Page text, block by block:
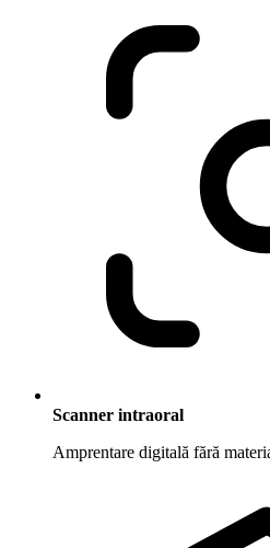
Scanner intraoral
Amprentare digitală fără